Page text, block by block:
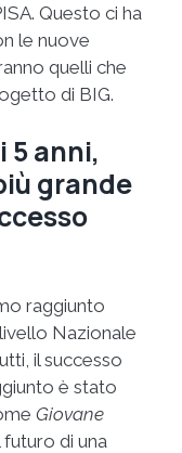
Questo ci ha
le nuove
quelli che
di BIG.
5 anni,
grande
raggiunto
Nazionale
il successo
è stato
Giovane
futuro di una